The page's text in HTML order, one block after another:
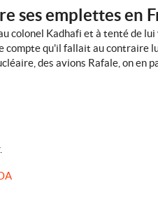
ses emplettes en
colonel Kadhafi et à tenté de
qu'il fallait au contraire
des avions Rafale, on en